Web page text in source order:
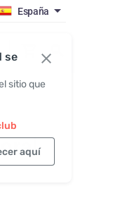
se
sitio que
aquí
España
,